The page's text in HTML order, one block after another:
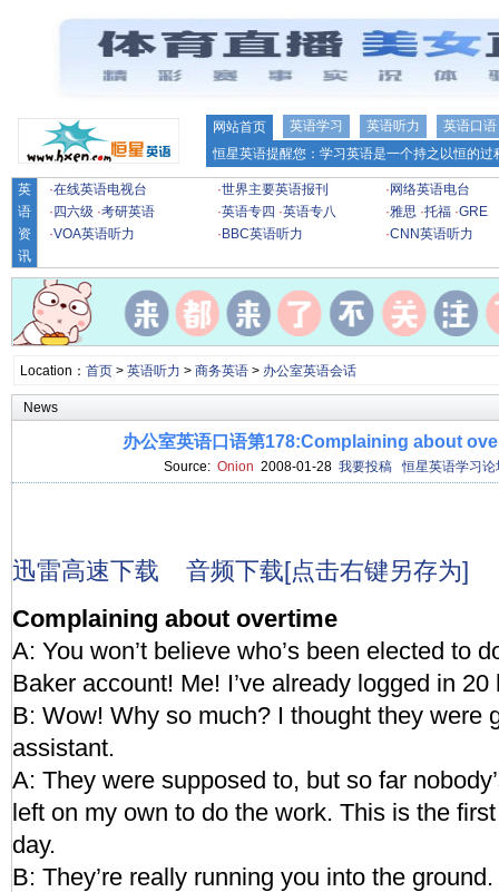
网站首页 英语学习 英语听力
英语口语
恒星英语提醒您：学习英语是一个持之以恒的
英
语
资
讯
·在线英语电视台 ·世界主要英语报刊 · 网络英语电台
· 四六级 ·考研英语 ·英语专四 ·英语专八 ·雅思 ·托福 ·GRE
·VOA英语听力 · BBC英语听力 ·CNN英语听力
Location： 首页> 英语听力 > 商务英语> 办公室英语会话
News
办公室英语口语第178:Complaining about
Source: Onion 2008-01-28 我要投稿 恒星英语学习论
迅雷高速下载
音频下载[点击右键另存为]
Complaining about overtime
A: You won’t believe who’s been elected to
Baker account! Me! I’ve already logged in
B: Wow! Why so much? I thought they were
assistant.
A: They were supposed to, but so far
left on my own to do the work. This is the
day.
B: They’re really running you into the